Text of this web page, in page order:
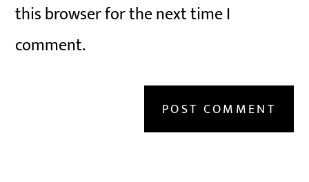
this browser for the next time I
comment.